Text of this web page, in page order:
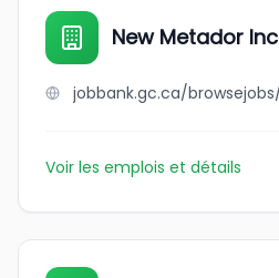
New Metador Inc
Voir les emplois et détails